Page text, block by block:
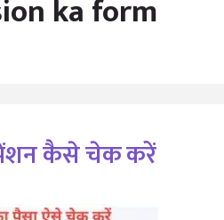
ka form
पेंशन कैसे चेक करें